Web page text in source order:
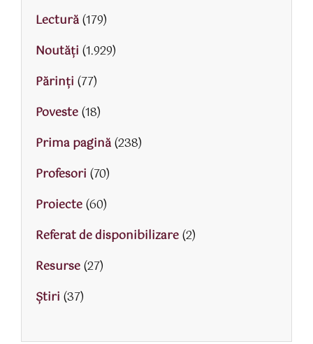
Lectură(179)
Noutăți (1.929)
Părinţi (77)
Poveste(18)
Prima pagină(238)
Profesori (70)
Proiecte(60)
Referat de disponibilizare(2)
Resurse(27)
Știri (37)